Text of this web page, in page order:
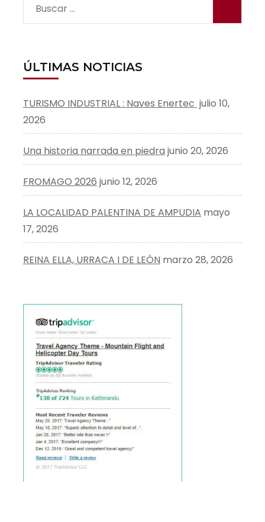
Buscar:
ÚLTIMAS NOTICIAS
TURISMO INDUSTRIAL : Naves Enertec julio 10,
2026
Una historia narrada en piedra junio 20, 2026
FROMAGO 2026 junio 12, 2026
LA LOCALIDAD PALENTINA DE AMPUDIA mayo
17, 2026
REINA ELLA, URRACA I DE LEÓN marzo 28, 2026